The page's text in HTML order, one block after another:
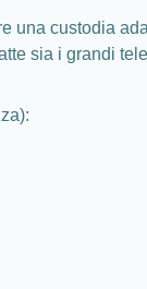
una custodia
sia i grandi